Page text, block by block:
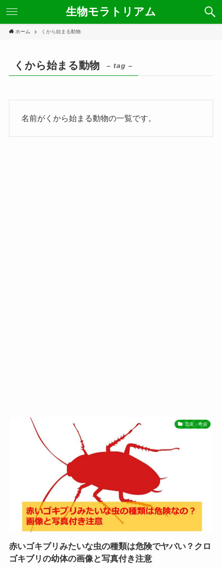
生物モラトリアム
ホーム くから始まる動物
くから始まる動物 – tag –
名前がくから始まる動物の一覧です。
昆虫・奇虫
赤いゴキブリみたいな虫の種類は危険でヤバい？クロ
ゴキブリの幼体の画像と写真付き注意